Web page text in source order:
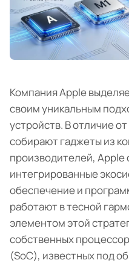
Компания Apple
своим уникальным
устройств. В отличие
собирают гаджеты из
производителей, Apple
интегрированные
обеспечение и
работают в тесной
элементом этой
собственных
(SoC), известных под